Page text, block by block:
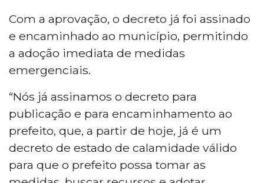
Com a aprovação, o decreto já foi assinado
e encaminhado ao município, permitindo
a adoção imediata de medidas
emergenciais.
“Nós já assinamos o decreto para
publicação e para encaminhamento ao
prefeito, que, a partir de hoje, já é um
decreto de estado de calamidade válido
para que o prefeito possa tomar as